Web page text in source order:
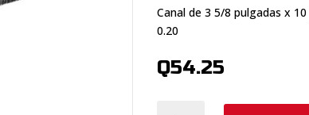
Canal de 3 5/8 pulgadas x
0.20
Q54.25